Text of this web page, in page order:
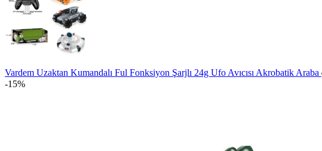
Vardem Uzaktan Kumandalı Ful Fonksiyon Şarjlı 24g Ufo Avıcısı Akrobatik Araba
-15%